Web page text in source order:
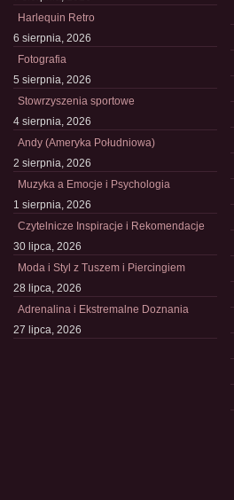
Harlequin Retro
6 sierpnia, 2026
Fotografia
5 sierpnia, 2026
Stowrzyszenia sportowe
4 sierpnia, 2026
Andy (Ameryka Południowa)
2 sierpnia, 2026
Muzyka a Emocje i Psychologia
1 sierpnia, 2026
Czytelnicze Inspiracje i Rekomendacje
30 lipca, 2026
Moda i Styl z Tuszem i Piercingiem
28 lipca, 2026
Adrenalina i Ekstremalne Doznania
27 lipca, 2026